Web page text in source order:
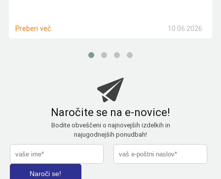
10.06.2026
Preberi več
Naročite se na e-novice!
Bodite obveščeni o najnovejših izdelkih in
najugodnejših ponudbah!